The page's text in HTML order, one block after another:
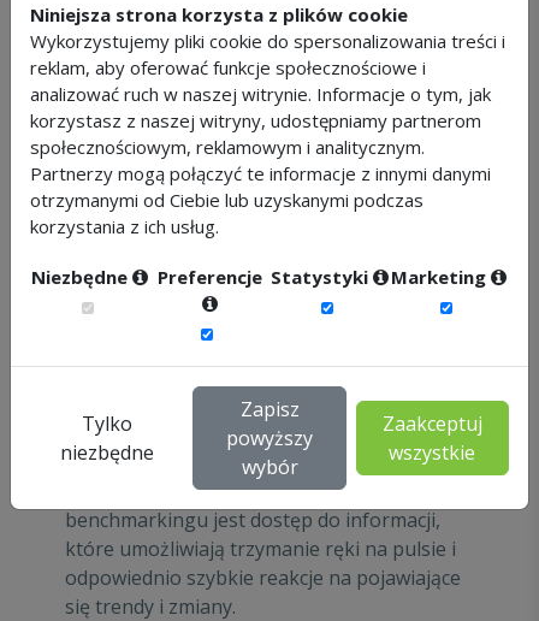
benchmarking możemy dość szybko
zauważyć, które aspekty polityki personalnej
odstają od tego, co dzieje się w naszej
branży. Jeśli z roku na rok jeden z istotnych
wskaźników działania naszej organizacji
zaczyna odstawać od średniej w branży to
jest to jasny sygnał do działania w tym
obszarze. Przykładowo, dzięki
wzrost budżetów na szkolenia pracowników
w naszej branży i w odpowiedzi skutecznie
zareagować na pojawiający się trend szkoleń.
Jeśli nie prowadzimy benchmarkingu to o
nasilonej potrzebie szkoleń pracowników
możemy się dowiedzieć dopiero, gdy najlepsi
pracownicy zaczną przechodzić do
konkurencji. Dlatego też zaletą
benchmarkingu jest dostęp do informacji,
które umożliwiają trzymanie ręki na pulsie i
odpowiednio szybkie reakcje na pojawiające
się trendy i zmiany.
Niniejsza strona korzysta z plików cookie
Wykorzystujemy pliki cookie do spersonalizowania treści i
reklam, aby oferować funkcje społecznościowe i
analizować ruch w naszej witrynie. Informacje o tym, jak
korzystasz z naszej witryny, udostępniamy partnerom
społecznościowym, reklamowym i analitycznym.
Partnerzy mogą połączyć te informacje z innymi danymi
otrzymanymi od Ciebie lub uzyskanymi podczas
korzystania z ich usług.
Niezbędne Preferencje Statystyki Marketing
Tylko
niezbędne
Zapisz
powyższy
wybór
Zaakceptuj
wszystkie